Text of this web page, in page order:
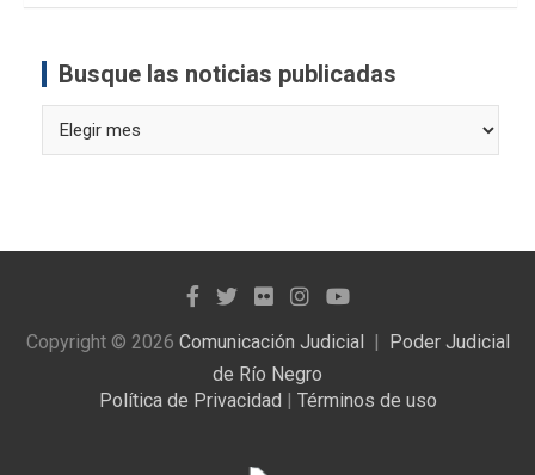
Busque las noticias publicadas
las
Copyright © 2026 Comunicación Judicial
Poder Judicial
de Río Negro
Política de Privacidad
Términos de uso